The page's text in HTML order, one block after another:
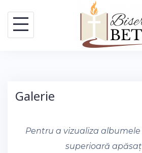
content
Galerie
Pentru a vizualiza
superioară